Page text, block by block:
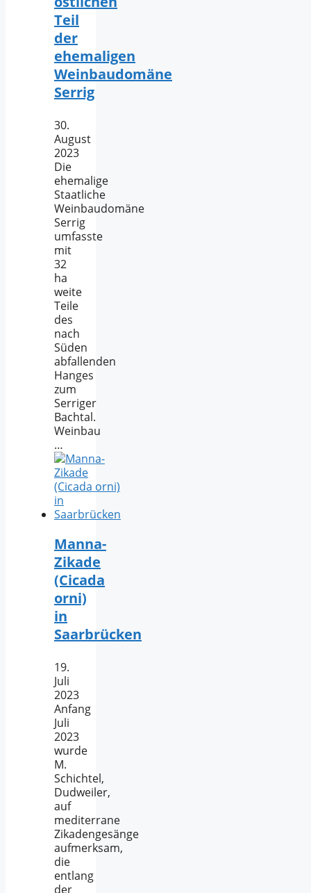
Teil
der
ehemaligen
Weinbaudomäne
Serrig
30.
August
2023
Die
ehemalige
Staatliche
Weinbaudomäne
Serrig
umfasste
mit
32
ha
weite
Teile
des
nach
Süden
abfallenden
Hanges
zum
Serriger
Bachtal.
Weinbau
…
Manna-
Zikade
(Cicada
orni)
in
Saarbrücken
19.
Juli
2023
Anfang
Juli
2023
wurde
M.
Schichtel,
Dudweiler,
auf
mediterrane
Zikadengesänge
aufmerksam,
die
entlang
der